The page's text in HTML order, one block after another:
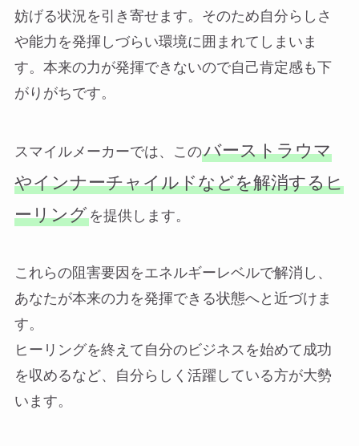
妨げる状況を引き寄せます。そのため自分らしさ
や能力を発揮しづらい環境に囲まれてしまいま
す。本来の力が発揮できないので自己肯定感も下
がりがちです。
スマイルメーカーでは、このバーストラウマ
やインナーチャイルドなどを解消するヒ
ーリングを提供します。
これらの阻害要因をエネルギーレベルで解消し、
あなたが本来の力を発揮できる状態へと近づけま
す。
ヒーリングを終えて自分のビジネスを始めて成功
を収めるなど、自分らしく活躍している方が大勢
います。